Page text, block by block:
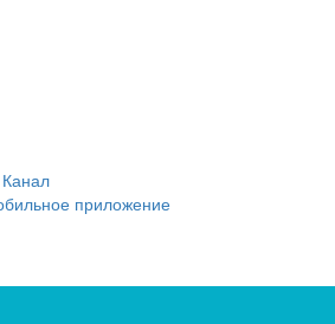
приложение